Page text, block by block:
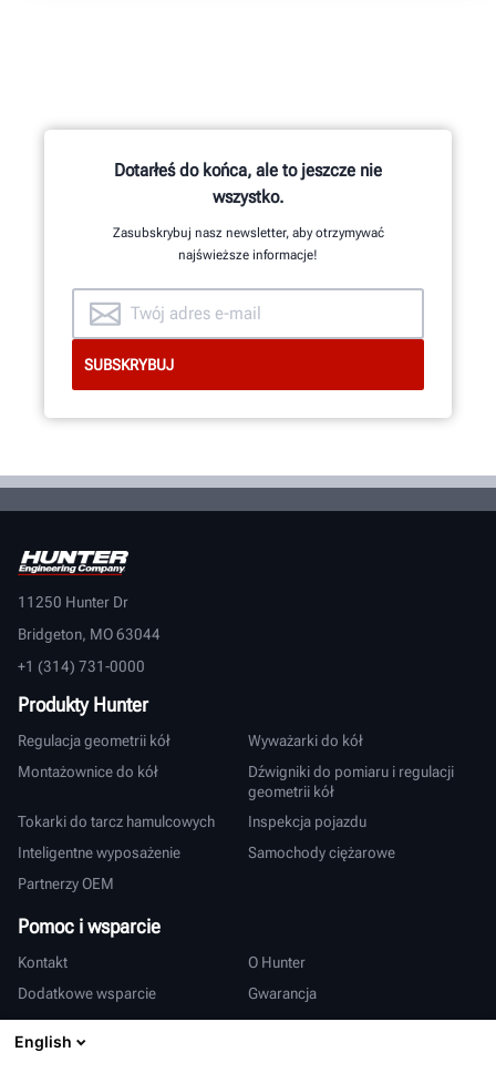
Dotarłeś do końca, ale to jeszcze nie
wszystko.
Zasubskrybuj nasz newsletter, aby otrzymywać
najświeższe informacje!
11250 Hunter Dr
Bridgeton, MO 63044
+1 (314) 731-0000
Produkty Hunter
Regulacja geometrii kół
Wyważarki do kół
Montażownice do kół
Dźwigniki do pomiaru i regulacji
geometrii kół
Tokarki do tarcz hamulcowych
Inspekcja pojazdu
Inteligentne wyposażenie
Samochody ciężarowe
Partnerzy OEM
Pomoc i wsparcie
Kontakt
O Hunter
Dodatkowe wsparcie
Gwarancja
Międzynarodowy
English